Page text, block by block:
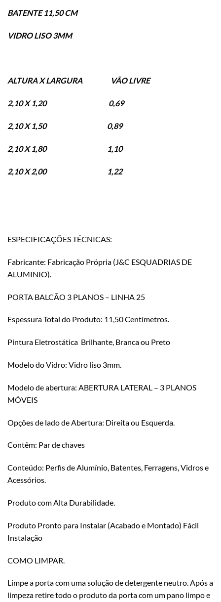
BATENTE 11,50 CM
VIDRO LISO 3MM
ALTURA X LARGURA VÃO LIVRE
2,10 X 1,20 0,69
2,10 X 1,50 0,89
2,10 X 1,80 1,10
2,10 X 2,00 1,22
ESPECIFICAÇÕES TÉCNICAS:
Fabricante: Fabricação Própria (J&C ESQUADRIAS DE
ALUMINIO).
PORTA BALCÃO 3 PLANOS – LINHA 25
Espessura Total do Produto: 11,50 Centímetros.
Pintura Eletrostática Brilhante, Branca ou Preto
Modelo do Vidro: Vidro liso 3mm.
Modelo de abertura: ABERTURA LATERAL – 3 PLANOS
MÓVEIS
Opções de lado de Abertura: Direita ou Esquerda.
Contêm: Par de chaves
Conteúdo: Perfis de Alumínio, Batentes, Ferragens, Vidros e
Acessórios.
Produto com Alta Durabilidade.
Produto Pronto para Instalar (Acabado e Montado) Fácil
Instalação
COMO LIMPAR.
Limpe a porta com uma solução de detergente neutro. Após a
limpeza retire todo o produto da porta com um pano limpo e